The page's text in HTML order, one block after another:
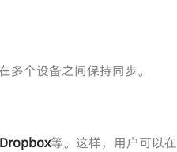
个设备之间保持同步。
Dropbox等。这样，用户可以在